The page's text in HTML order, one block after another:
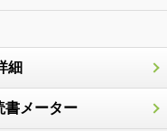
細
書メーター